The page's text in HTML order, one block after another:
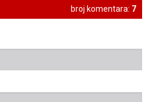
broj komentara: 7